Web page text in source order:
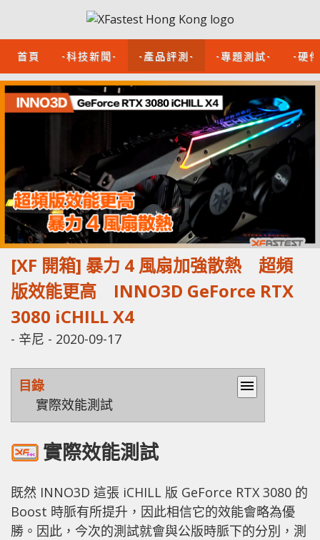
首頁 -科技新聞- -產品評測- -專題測試- -硬
[XF 開箱] 暴力 4 風扇加強散熱 超頻
版效能更高 INNO3D GeForce RTX
3080 iCHILL X4
- 辛尼 - 2020-09-17
目錄
menu
實際效能測試
實際效能測試
既然 INNO3D 這張 iCHILL 版 GeForce RTX 3080 的
Boost 時脈有所提升，因此相信它的效能會略為優
勝。因此，今次的測試就會與公版時脈下的分別，測